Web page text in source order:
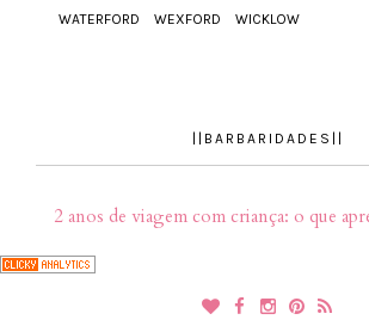
WATERFORD
WEXFORD WICKLOW
||BARBARIDADES||
2 anos de viagem com criança: o que